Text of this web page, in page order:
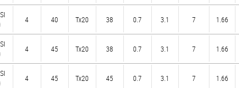
4 40 Tx20 38 0.7 3.1 7 1.66
4 45 Tx20 38 0.7 3.1 7 1.66
4 45 Tx20 45 0.7 3.1 7 1.66